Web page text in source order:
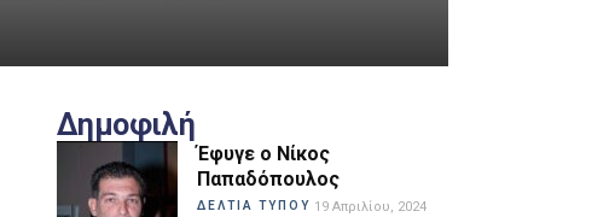
Δημοφιλή
Έφυγε ο Νίκος
Παπαδόπουλος
ΔΕΛΤΙΑ ΤΥΠΟΥ 19 Απριλίου, 2024